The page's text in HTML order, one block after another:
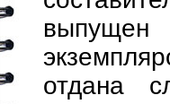
отдана